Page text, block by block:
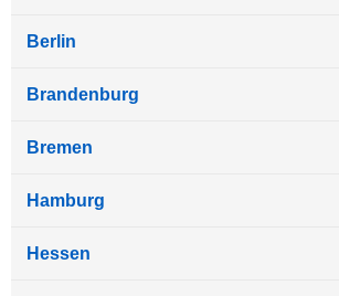
Berlin
Brandenburg
Bremen
Hamburg
Hessen